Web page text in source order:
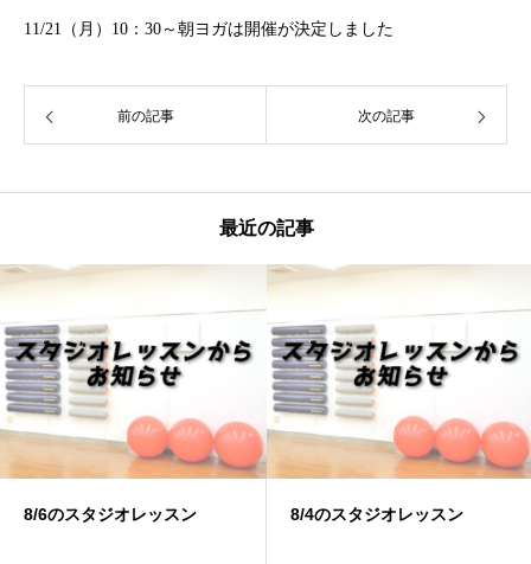
11/21（月）10：30～朝ヨガは開催が決定しました
前の記事 次の記事
最近の記事
8/6のスタジオレッスン 8/4のスタジオレッスン